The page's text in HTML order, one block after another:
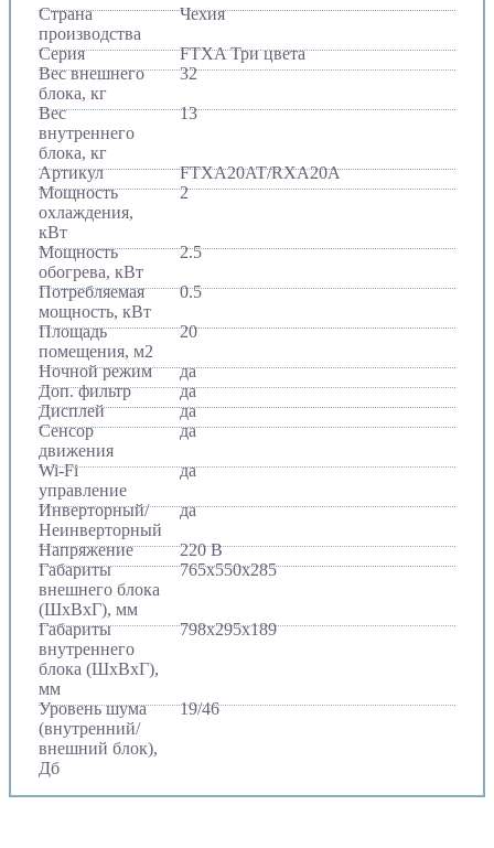
Страна
производства
Чехия
Серия
FTXA Три цвета
Вес внешнего
блока, кг
32
Вес
внутреннего
блока, кг
13
Артикул
FTXA20AT/RXA20A
Мощность
охлаждения,
кВт
2
Мощность
обогрева, кВт
2.5
Потребляемая
мощность, кВт
0.5
Площадь
помещения, м2
20
Ночной режим
да
Доп. фильтр
да
Дисплей
да
Сенсор
движения
да
Wi-Fi
управление
да
Инверторный/
Неинверторный
да
Напряжение
220 В
Габариты
внешнего блока
(ШхВхГ), мм
765х550х285
Габариты
внутреннего
блока (ШхВхГ),
мм
798х295х189
Уровень шума
(внутренний/
внешний блок),
Дб
19/46